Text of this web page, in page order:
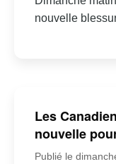
nouvelle
Les
nouvelle
Publié le